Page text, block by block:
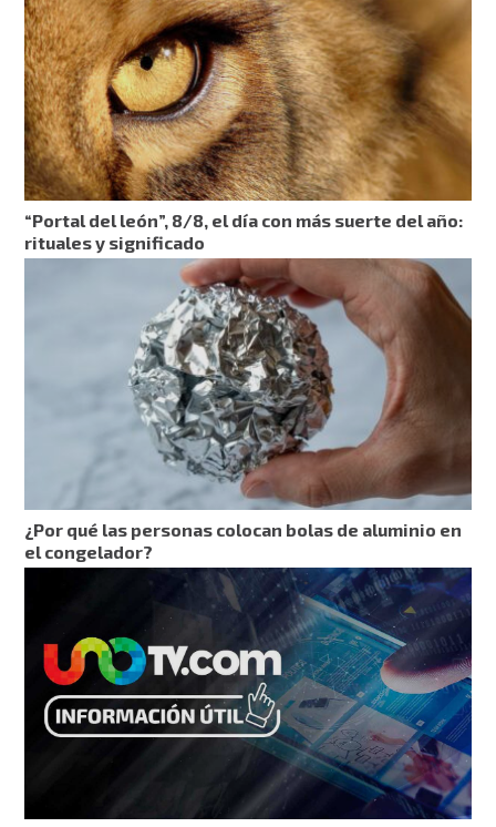
“Portal del león”, 8/8, el día con más suerte del año:
rituales y significado
¿Por qué las personas colocan bolas de aluminio en
el congelador?